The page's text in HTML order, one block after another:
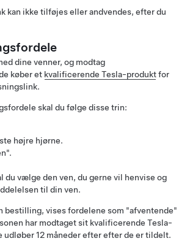
kan ikke tilføjes eller andvendes, efter du
dine venner, og modtag
køber et kvalificerende Tesla-produktfor
skal du følge disse trin:
højre hjørne.
du vælge den ven, du gerne vil henvise og
til din ven.
bestilling, vises fordelene som "afventende"
har modtaget sit kvalificerende Tesla-
udløber 12 måneder efter efter de er tildelt.